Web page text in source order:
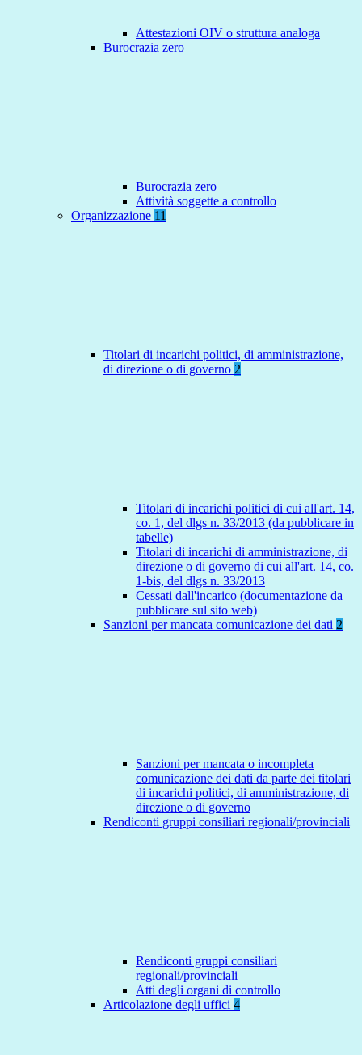
Attestazioni OIV o struttura analoga
Burocrazia zero
Burocrazia zero
Attività soggette a controllo
Organizzazione 11
Titolari di incarichi politici, di amministrazione,
di direzione o di governo 2
Titolari di incarichi politici di cui all'art. 14,
co. 1, del dlgs n. 33/2013 (da pubblicare in
tabelle)
Titolari di incarichi di amministrazione, di
direzione o di governo di cui all'art. 14, co.
1-bis, del dlgs n. 33/2013
Cessati dall'incarico (documentazione da
pubblicare sul sito web)
Sanzioni per mancata comunicazione dei dati 2
Sanzioni per mancata o incompleta
comunicazione dei dati da parte dei titolari
di incarichi politici, di amministrazione, di
direzione o di governo
Rendiconti gruppi consiliari regionali/provinciali
Rendiconti gruppi consiliari
regionali/provinciali
Atti degli organi di controllo
Articolazione degli uffici 4